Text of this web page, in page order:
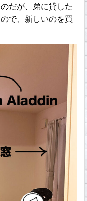
だが、弟に貸した
で、新しいのを買